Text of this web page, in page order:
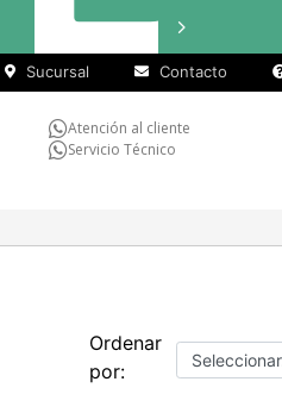
Sucursal Contacto
Atención al cliente
Servicio Técnico
Ordenar
por: